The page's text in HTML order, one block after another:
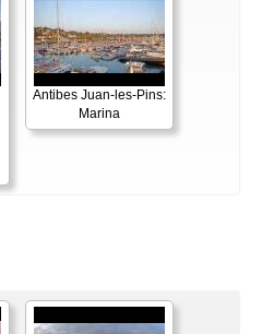
Antibes Juan-les-Pins:
Marina